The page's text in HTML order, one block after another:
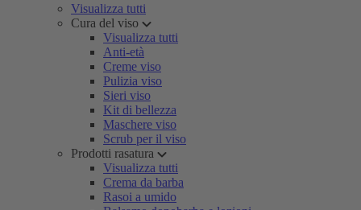
Visualizza tutti
Cura del viso
Visualizza tutti
Anti-età
Creme viso
Pulizia viso
Sieri viso
Kit di bellezza
Maschere viso
Scrub per il viso
Prodotti rasatura
Visualizza tutti
Crema da barba
Rasoi a umido